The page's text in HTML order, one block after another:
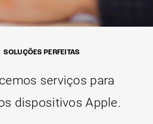
SOLUÇÕES PERFEITAS
serviços para
dispositivos Apple.